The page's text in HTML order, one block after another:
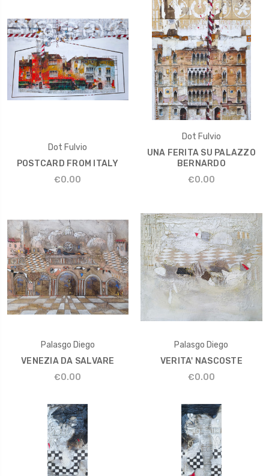
Dot Fulvio
POSTCARD FROM ITALY
€0.00
Dot Fulvio
UNA FERITA SU PALAZZO
BERNARDO
€0.00
Palasgo Diego
VENEZIA DA SALVARE
€0.00
Palasgo Diego
VERITA' NASCOSTE
€0.00